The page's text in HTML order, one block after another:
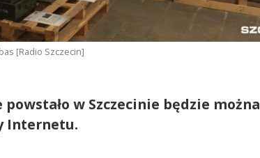
[Radio Szczecin]
w Szczecinie będzie można
Internetu.